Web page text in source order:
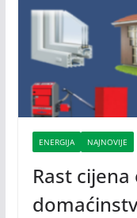
ENERGIJA NAJNOVIJE
Rast